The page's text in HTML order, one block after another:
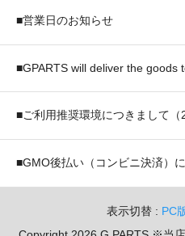
■営業日のお知らせ
■GPARTS will deliver the goods
■ご利用推奨環境につきまして（
■GMO後払い（コンビニ決済）
表示切替 : PC